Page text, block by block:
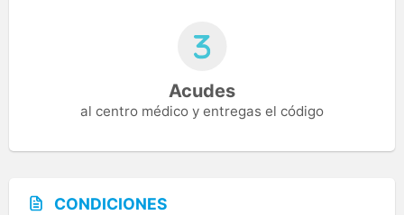
Acudes
al centro médico y entregas el código
CONDICIONES